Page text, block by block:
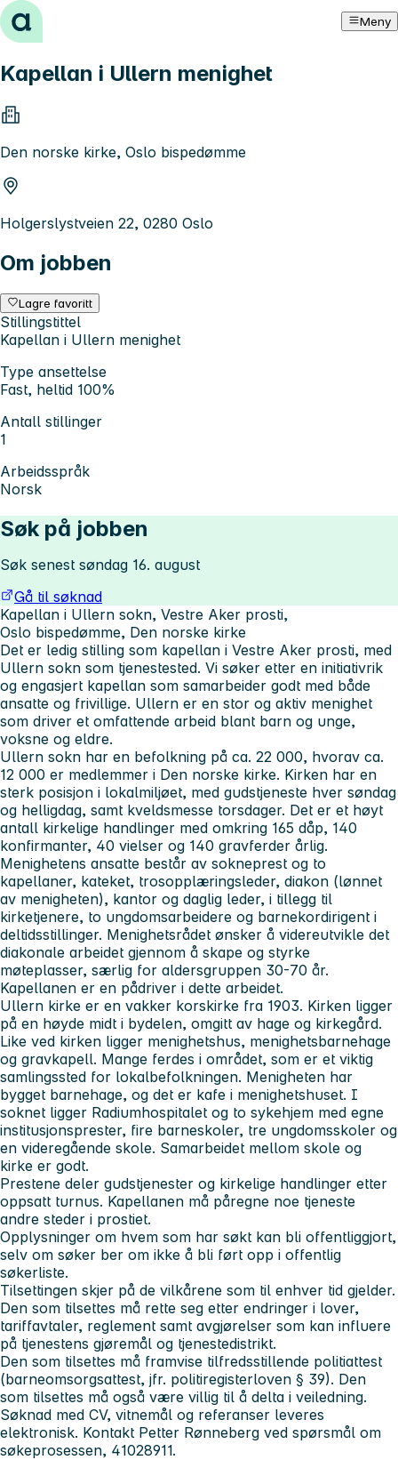
Hopp til innhold Meny
Kapellan i Ullern menighet
Den norske kirke, Oslo bispedømme
Holgerslystveien 22, 0280 Oslo
Om jobben
Lagre favoritt
Stillingstittel
Kapellan i Ullern menighet
Type ansettelse
Fast, heltid 100%
Antall stillinger
1
Arbeidsspråk
Norsk
Søk på jobben
Søk senest søndag 16. august
Gå til søknad
Kapellan i Ullern sokn, Vestre Aker prosti,
Oslo bispedømme, Den norske kirke
Det er ledig stilling som kapellan i Vestre Aker prosti, med
Ullern sokn som tjenestested. Vi søker etter en initiativrik
og engasjert kapellan som samarbeider godt med både
ansatte og frivillige. Ullern er en stor og aktiv menighet
som driver et omfattende arbeid blant barn og unge,
voksne og eldre.
Ullern sokn har en befolkning på ca. 22 000, hvorav ca.
12 000 er medlemmer i Den norske kirke. Kirken har en
sterk posisjon i lokalmiljøet, med gudstjeneste hver søndag
og helligdag, samt kveldsmesse torsdager. Det er et høyt
antall kirkelige handlinger med omkring 165 dåp, 140
konfirmanter, 40 vielser og 140 gravferder årlig.
Menighetens ansatte består av sokneprest og to
kapellaner, kateket, trosopplæringsleder, diakon (lønnet
av menigheten), kantor og daglig leder, i tillegg til
kirketjenere, to ungdomsarbeidere og barnekordirigent i
deltidsstillinger. Menighetsrådet ønsker å videreutvikle det
diakonale arbeidet gjennom å skape og styrke
møteplasser, særlig for aldersgruppen 30-70 år.
Kapellanen er en pådriver i dette arbeidet.
Ullern kirke er en vakker korskirke fra 1903. Kirken ligger
på en høyde midt i bydelen, omgitt av hage og kirkegård.
Like ved kirken ligger menighetshus, menighetsbarnehage
og gravkapell. Mange ferdes i området, som er et viktig
samlingssted for lokalbefolkningen. Menigheten har
bygget barnehage, og det er kafe i menighetshuset. I
soknet ligger Radiumhospitalet og to sykehjem med egne
institusjonsprester, fire barneskoler, tre ungdomsskoler og
en videregående skole. Samarbeidet mellom skole og
kirke er godt.
Prestene deler gudstjenester og kirkelige handlinger etter
oppsatt turnus. Kapellanen må påregne noe tjeneste
andre steder i prostiet.
Opplysninger om hvem som har søkt kan bli offentliggjort,
selv om søker ber om ikke å bli ført opp i offentlig
søkerliste.
Tilsettingen skjer på de vilkårene som til enhver tid gjelder.
Den som tilsettes må rette seg etter endringer i lover,
tariffavtaler, reglement samt avgjørelser som kan influere
på tjenestens gjøremål og tjenestedistrikt.
Den som tilsettes må framvise tilfredsstillende politiattest
(barneomsorgsattest, jfr. politiregisterloven § 39). Den
som tilsettes må også være villig til å delta i veiledning.
Søknad med CV, vitnemål og referanser leveres
elektronisk. Kontakt Petter Rønneberg ved spørsmål om
søkeprosessen, 41028911.